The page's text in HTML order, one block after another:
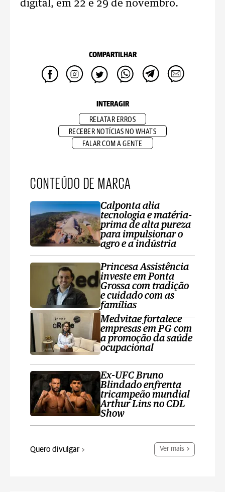
digital, em 22 e 29 de novembro.
COMPARTILHAR
INTERAGIR
RELATAR ERROS
RECEBER NOTÍCIAS NO WHATS
FALAR COM A GENTE
CONTEÚDO DE MARCA
Calponta alia
tecnologia e matéria-
prima de alta pureza
para impulsionar o
agro e a indústria
Princesa Assistência
investe em Ponta
Grossa com tradição
e cuidado com as
famílias
Medvitae fortalece
empresas em PG com
a promoção da saúde
ocupacional
Ex-UFC Bruno
Blindado enfrenta
tricampeão mundial
Arthur Lins no CDL
Show
Quero divulgar Ver mais